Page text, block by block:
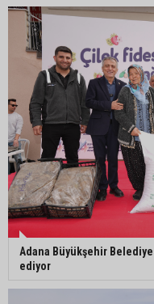
Vali
Adana Büyükşehir
ediyor